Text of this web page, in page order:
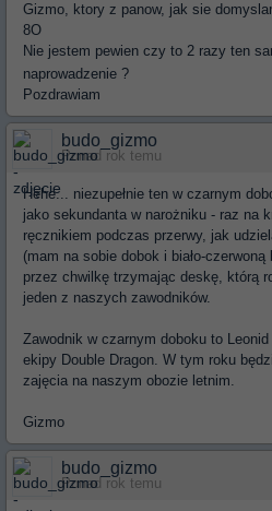
Gizmo, ktory z panow, jak sie
8O
Nie jestem pewien czy to 2 razy ten
naprowadzenie ?
Pozdrawiam
budo_gizmo
Ponad rok temu
Hehe... niezupełnie ten w czarnym
jako sekundanta w narożniku - raz na
ręcznikiem podczas przerwy, jak
(mam na sobie dobok i biało-
przez chwilkę trzymając deskę, którą
jeden z naszych zawodników.
Zawodnik w czarnym doboku to
ekipy Double Dragon. W tym roku
zajęcia na naszym obozie letnim.
Gizmo
budo_gizmo
Ponad rok temu